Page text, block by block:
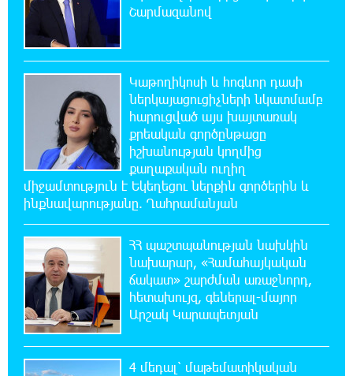
Կաթողիկոսի և հոգևոր դասի
ներկայացուցիչների նկատմամբ
հարուցված այս խայտառակ քրեական գործընթացը
իշխանության կողմից քաղաքական ուղիղ միջամտություն
է Եկեղեցու ներքին գործերին և ինքնավարությանը.
Ղահրամանյան
13:10:59 6-08-2026
9-րդ գումարման Ազգային ժողովում այս
պահին ընթանում է Արամ Վարդևանյանի՝
ԱԺ նախագահի տեղակալի ընտրությունը
12:54:29 6-08-2026
Առանց հանքարդյունաբերության
տեխնոլոգիական առաջընթացն անհնար է․
Վարդան Ջհանյան
12:44:19 6-08-2026
Ավետիք Չալաբյանին կալանավորել են
Շարմազանով
Կաթողիկոսի և հոգևոր դասի
ներկայացուցիչների նկատմամբ
հարուցված այս խայտառակ
քրեական գործընթացը
իշխանության կողմից
քաղաքական ուղիղ
միջամտություն է Եկեղեցու ներքին գործերին և
ինքնավարությանը. Ղահրամանյան
ՀՀ պաշտպանության նախկին
նախարար, «Համահայկական
ճակատ» շարժման առաջնորդ,
հետախույզ, գեներալ-մայոր
Արշակ Կարապետյան
4 մեդալ՝ մաթեմատիկական